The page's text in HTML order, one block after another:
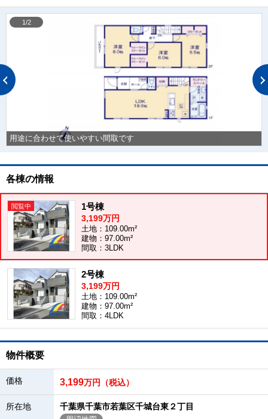
用途に合わせて使いやすい間取です
1/2
各棟の情報
1号棟
3,199万円
土地：109.00m²
建物：97.00m²
間取：3LDK
2号棟
3,199万円
土地：109.00m²
建物：97.00m²
間取：4LDK
物件概要
価格 3,199万円（税込）
所在地 千葉県千葉市若葉区千城台東２丁目